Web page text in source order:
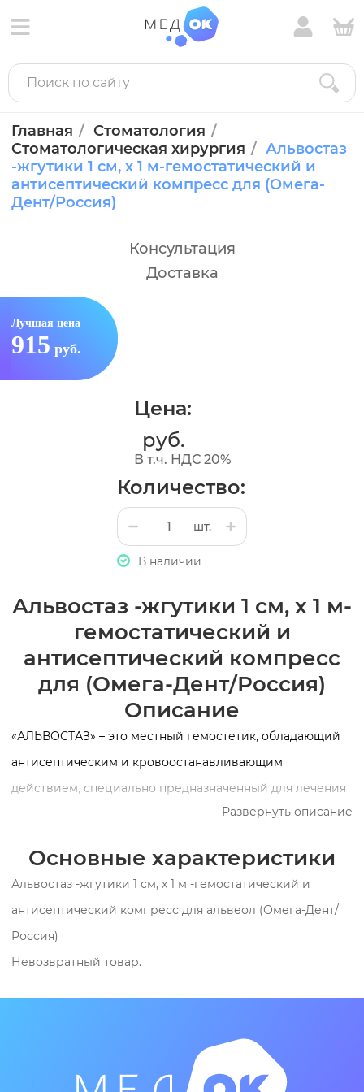
Главная
Стоматология
Стоматологическая хирургия
Альвостаз
-жгутики 1 см, х 1 м-гемостатический и
антисептический компресс для (Омега-
Дент/Россия)
Альвостаз -жгутики 1 см, х 1 м-
гемостатический и
антисептический компресс
для (Омега-Дент/Россия)
Описание
«АЛЬВОСТАЗ» – это местный гемостетик, обладающий
антисептическим и кровоостанавливающим
действием, специально предназначенный для лечения
альвеолитов. Выпускается в форме вискозного жгутика
пропитанного лекарственным раствором. Альвостаз
(жгутики) – это гемостатичесакое и анестезирующее
средство, предназначенное для введения в зубную
лунку. Препарат быстро снимает боль и воспаление,
являющееся следствием прямой травмы стенок
альвеолы, из которой удален зуб. В течение нескольких
после чего жгутик постепенно отторгается. Альвостаз
характеризуется слабой локальной токсичностью и не
Развернуть описание
Основные характеристики
Альвостаз -жгутики 1 см, х 1 м -гемостатический и
антисептический компресс для альвеол (Омега-Дент/
Россия)
Невозвратный товар.
Лучшая цена
915 руб.
Цена:
руб.
В т.ч. НДС 20%
Количество:
шт.
В наличии
Консультация
Доставка